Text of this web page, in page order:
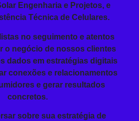
Engenharia e Projetos, e
Técnica de Celulares.
no seguimento e atentos
o negócio de nossos clientes
dados em estratégias digitais
conexões e relacionamentos
e gerar resultados
concretos.
sobre sua estratégia de